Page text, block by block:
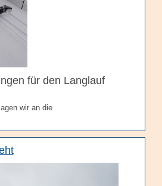
für den Langlauf
wir an die